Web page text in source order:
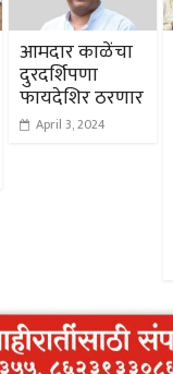
आमदार काळेंचा
दुरदर्शिपणा
फायदेशिर ठरणार
April 3, 2024